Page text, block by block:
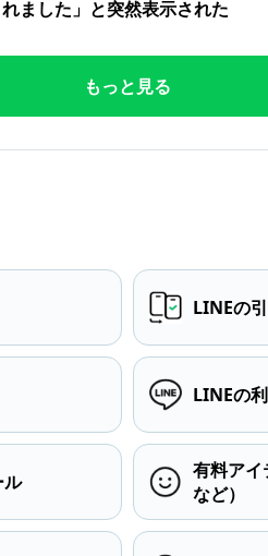
ました」と突然表示された
もっと見る
LINEの
LINEの
ル
有料アイ
など）